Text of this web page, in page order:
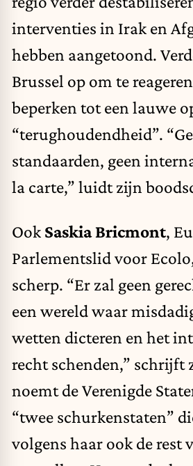
interventies in Irak en
hebben aangetoond.
Brussel op om te
beperken tot een lauwe
“terughoudendheid”.
standaarden, geen
la carte,” luidt zijn
Ook Saskia Bricmont,
Parlementslid voor
scherp. “Er zal geen
een wereld waar
wetten dicteren en het
recht schenden,” schrijft
noemt de Verenigde
“twee schurkenstaten”
volgens haar ook de rest